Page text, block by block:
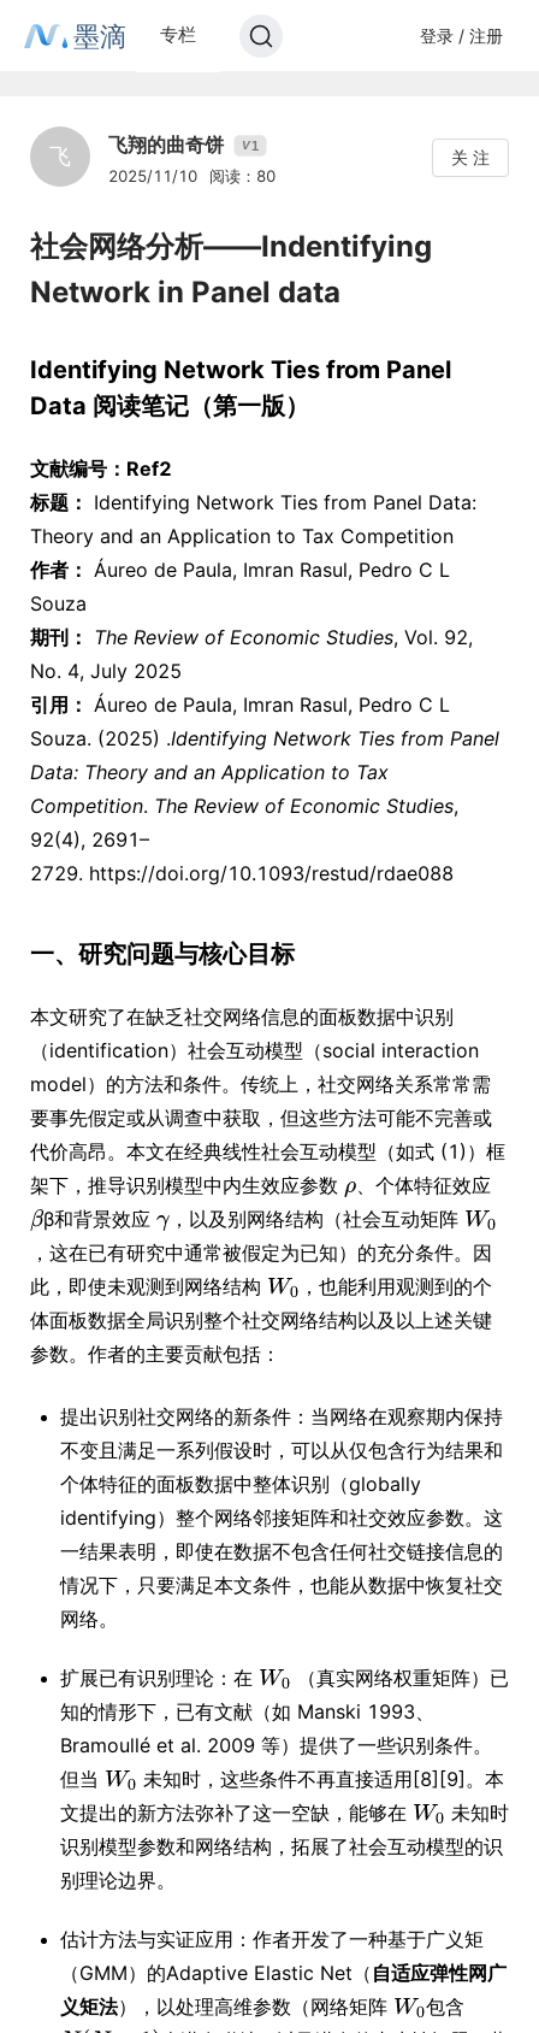
墨滴 专栏 登录 / 注册
飞 飞翔的曲奇饼 V1
2025/11/10 阅读：80
关 注
社会网络分析——Indentifying
Network in Panel data
Identifying Network Ties from Panel
Data 阅读笔记（第一版）
文献编号：Ref2
标题： Identifying Network Ties from Panel Data:
Theory and an Application to Tax Competition
作者： Áureo de Paula, Imran Rasul, Pedro C L
Souza
期刊： The Review of Economic Studies, Vol. 92,
No. 4, July 2025
引用： Áureo de Paula, Imran Rasul, Pedro C L
Souza. (2025) .Identifying Network Ties from Panel
Data: Theory and an Application to Tax
Competition. The Review of Economic Studies,
92(4), 2691–
2729. https://doi.org/10.1093/restud/rdae088
一、研究问题与核心目标
本文研究了在缺乏社交网络信息的面板数据中识别
（identification）社会互动模型（social interaction
model）的方法和条件。传统上，社交网络关系常常需
要事先假定或从调查中获取，但这些方法可能不完善或
代价高昂。本文在经典线性社会互动模型（如式 (1)）框
架下，推导识别模型中内生效应参数
、个体特征效应
β和背景效应
，以及别网络结构（社会互动矩阵
，这在已有研究中通常被假定为已知）的充分条件。因
此，即使未观测到网络结构
，也能利用观测到的个
体面板数据全局识别整个社交网络结构以及以上述关键
参数。作者的主要贡献包括：
提出识别社交网络的新条件：当网络在观察期内保持
不变且满足一系列假设时，可以从仅包含行为结果和
个体特征的面板数据中整体识别（globally
identifying）整个网络邻接矩阵和社交效应参数。这
一结果表明，即使在数据不包含任何社交链接信息的
情况下，只要满足本文条件，也能从数据中恢复社交
网络。
扩展已有识别理论：在
（真实网络权重矩阵）已
知的情形下，已有文献（如 Manski 1993、
Bramoullé et al. 2009 等）提供了一些识别条件。
但当
未知时，这些条件不再直接适用[8][9]。本
文提出的新方法弥补了这一空缺，能够在
未知时
识别模型参数和网络结构，拓展了社会互动模型的识
别理论边界。
估计方法与实证应用：作者开发了一种基于广义矩
（GMM）的Adaptive Elastic Net（ 自适应弹性网广
义矩法），以处理高维参数（网络矩阵
包含